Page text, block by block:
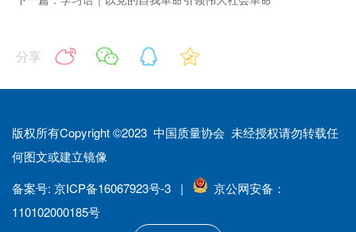
分享
版权所有Copyright ©2023 中国质量协会 未经授权请勿转载任
何图文或建立镜像
备案号: 京ICP备16067923号-3 |
京公网安备：
110102000185号